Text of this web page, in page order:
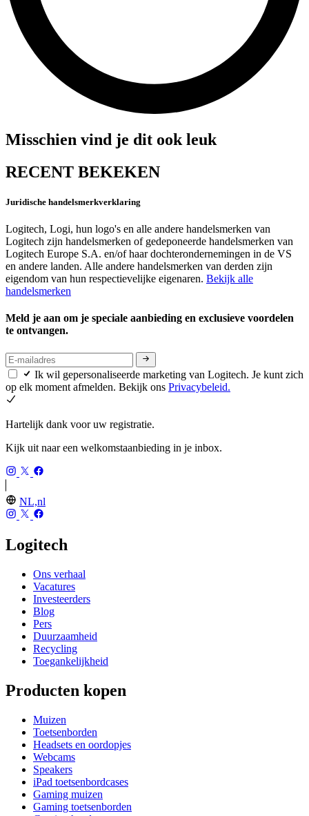
Misschien vind je dit ook leuk
RECENT BEKEKEN
Juridische handelsmerkverklaring
Logitech, Logi, hun logo's en alle andere handelsmerken van
Logitech zijn handelsmerken of gedeponeerde handelsmerken van
Logitech Europe S.A. en/of haar dochterondernemingen in de VS
en andere landen. Alle andere handelsmerken van derden zijn
eigendom van hun respectievelijke eigenaren. Bekijk alle
handelsmerken
Meld je aan om je speciale aanbieding en exclusieve voordelen
te ontvangen.
Ik wil gepersonaliseerde marketing van Logitech. Je kunt zich
op elk moment afmelden. Bekijk ons Privacybeleid.
Hartelijk dank voor uw registratie.
Kijk uit naar een welkomstaanbieding in je inbox.
NL,nl
Logitech
Ons verhaal
Vacatures
Investeerders
Blog
Pers
Duurzaamheid
Recycling
Toegankelijkheid
Producten kopen
Muizen
Toetsenborden
Headsets en oordopjes
Webcams
Speakers
iPad toetsenbordcases
Gaming muizen
Gaming toetsenborden